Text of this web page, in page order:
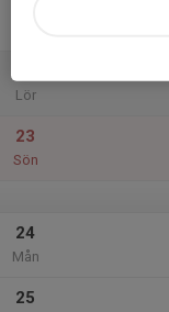
Lör
23
Sön
24
Mån
25